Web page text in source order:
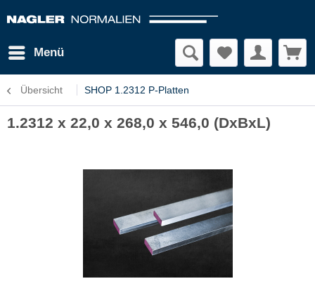
Menü
Übersicht SHOP 1.2312 P-Platten
1.2312 x 22,0 x 268,0 x 546,0 (DxBxL)